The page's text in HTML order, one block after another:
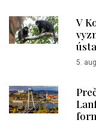
V
5.